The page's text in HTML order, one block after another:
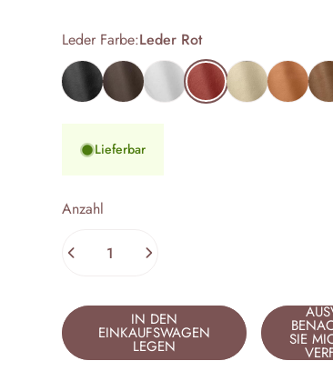
Leder Farbe
Leder Farbe:Leder Rot
Leder Schwarz
Leder Dunkelbraun
Leder Weiß
Leder RotLeder Beige
Leder
Lieferbar
Anzahl
IN DEN
EINKAUFSWAGEN
LEGEN SIE